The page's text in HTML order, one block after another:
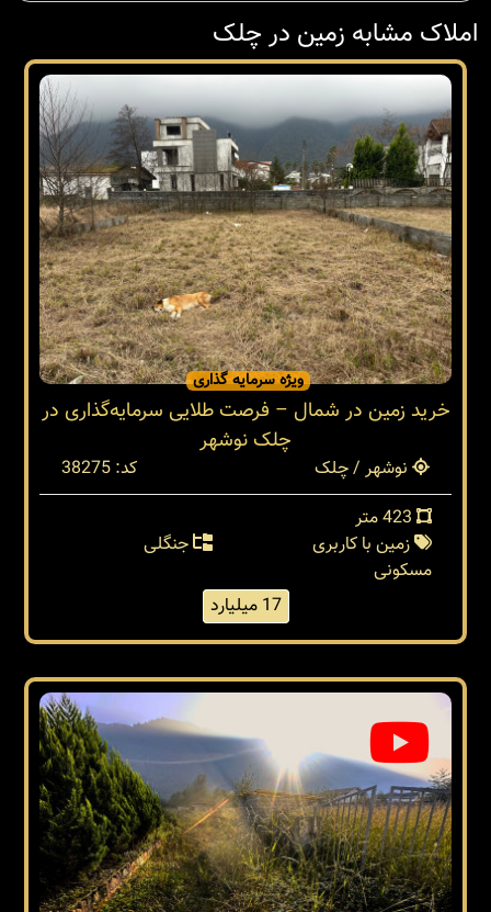
املاک مشابه زمین در چلک
ویژه سرمایه گذاری
خرید زمین در شمال – فرصت طلایی سرمایه‌گذاری در
چلک نوشهر
نوشهر / چلک
کد: 38275
زمین با کاربری
مسکونی
جنگلی
17 میلیارد